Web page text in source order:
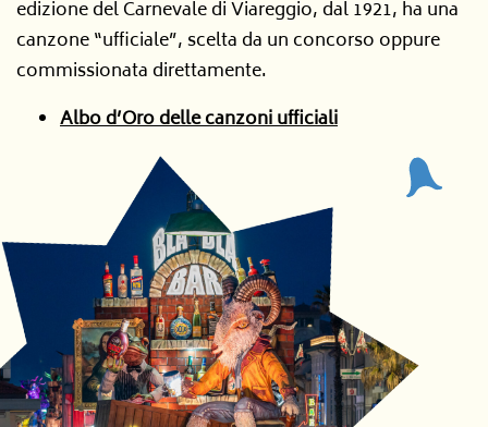
edizione del Carnevale di Viareggio, dal 1921, ha una
canzone “ufficiale”, scelta da un concorso oppure
commissionata direttamente.
Albo d’Oro delle canzoni ufficiali